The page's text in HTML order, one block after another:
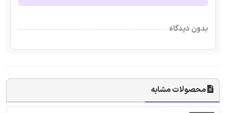
بدون دیدگاه
محصولات مشابه